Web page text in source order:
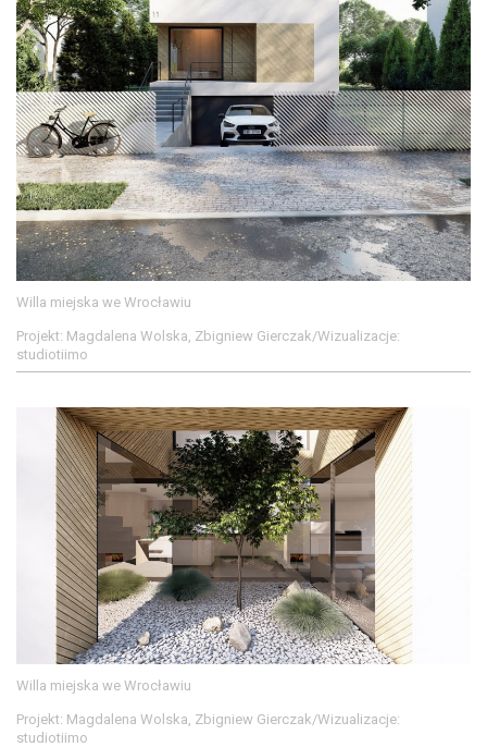
Willa miejska we Wrocławiu
Projekt: Magdalena Wolska, Zbigniew Gierczak/Wizualizacje:
studiotiimo
Willa miejska we Wrocławiu
Projekt: Magdalena Wolska, Zbigniew Gierczak/Wizualizacje:
studiotiimo